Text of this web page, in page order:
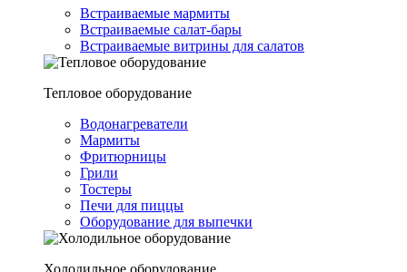
Встраиваемые мармиты
Встраиваемые салат-бары
Встраиваемые витрины для салатов
Тепловое оборудование
Водонагреватели
Мармиты
Фритюрницы
Грили
Тостеры
Печи для пиццы
Оборудование для выпечки
Холодильное оборудование